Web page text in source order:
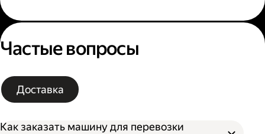
Частые вопросы
Доставка
Как заказать машину для перевозки